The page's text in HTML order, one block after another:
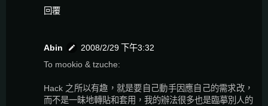
回覆
Abin
2008/2/29 下午3:32
To mookio & tzuche:
Hack 之所以有趣，就是要自己動手因應自己的需求改，
而不是一昧地轉貼和套用，我的辦法很多也是臨摹別人的